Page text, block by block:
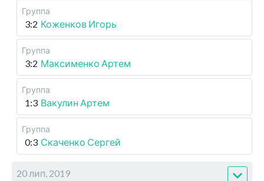
Группа
3:2 Коженков Игорь
Группа
3:2 Максименко Артем
Группа
1:3 Вакулин Артем
Группа
0:3 Скаченко Сергей
20 лип, 2019